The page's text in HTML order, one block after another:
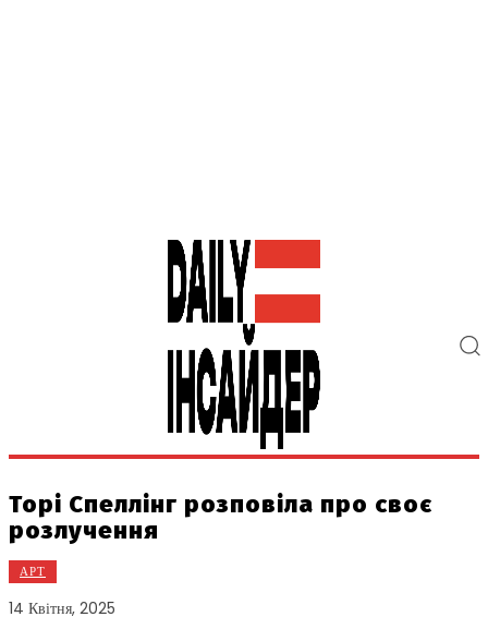
Торі Спеллінг розповіла про своє
розлучення
АРТ
14 Квітня, 2025